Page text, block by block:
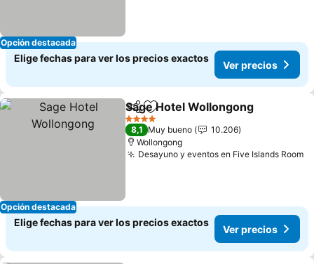
Opción destacada
Elige fechas para ver los precios exactos
Ver precios
Opción destacada
CompartirAgregar a favoritos
Sage Hotel Wollongong
4 Estrellas
8,1 Muy bueno
10.206
Wollongong
Desayuno y eventos en Five Islands Room
Elige fechas para ver los precios exactos
Ver precios